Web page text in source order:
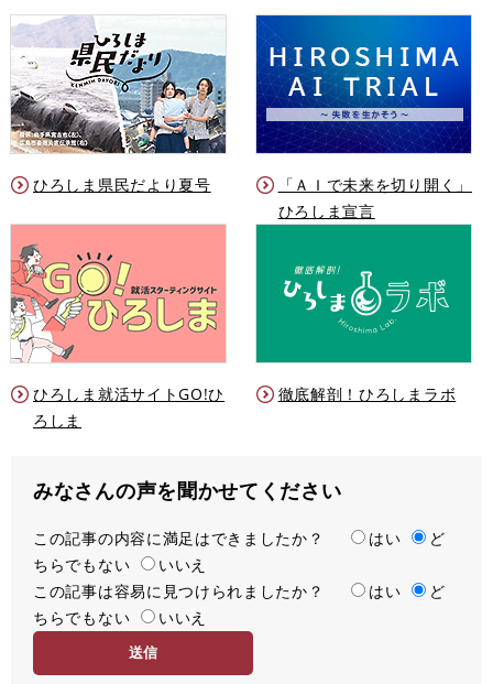
ひろしま県民だより夏号
「ＡＩで未来を切り開く」
ひろしま宣言
ひろしま就活サイトGO!ひ
ろしま
徹底解剖！ひろしまラボ
みなさんの声を聞かせてください
満
足
度
この記事の内容に満足はできましたか？ はい
ど
ちらでもない
いいえ
容
易
この記事は容易に見つけられましたか？ はい
ど
ちらでもない
いいえ